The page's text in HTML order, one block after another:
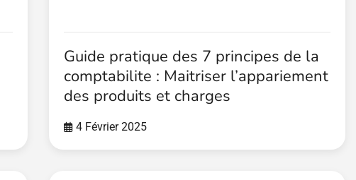
Guide pratique des 7 principes de la
comptabilite : Maitriser l’appariement
des produits et charges
4 Février 2025